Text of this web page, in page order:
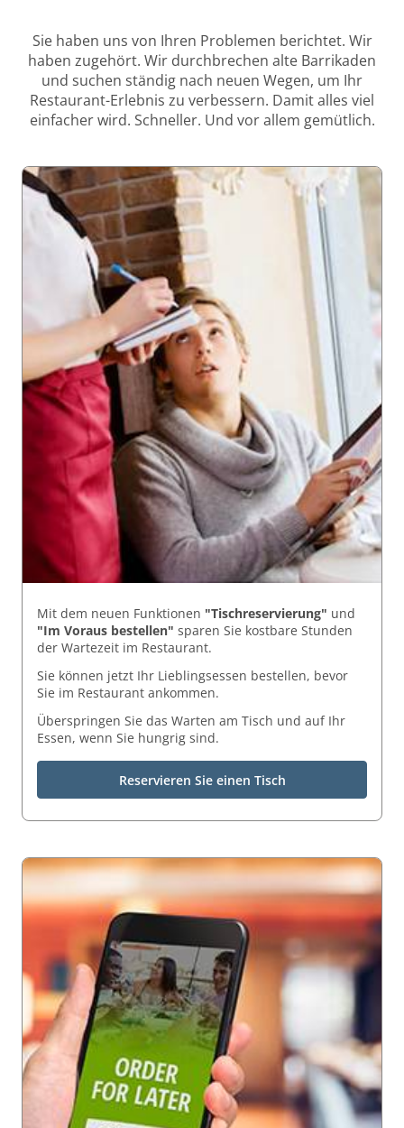
Sie haben uns von Ihren Problemen berichtet. Wir
haben zugehört. Wir durchbrechen alte Barrikaden
und suchen ständig nach neuen Wegen, um Ihr
Restaurant-Erlebnis zu verbessern. Damit alles viel
einfacher wird. Schneller. Und vor allem gemütlich.
Mit dem neuen Funktionen "Tischreservierung" und
"Im Voraus bestellen" sparen Sie kostbare Stunden
der Wartezeit im Restaurant.
Sie können jetzt Ihr Lieblingsessen bestellen, bevor
Sie im Restaurant ankommen.
Überspringen Sie das Warten am Tisch und auf Ihr
Essen, wenn Sie hungrig sind.
Reservieren Sie einen Tisch